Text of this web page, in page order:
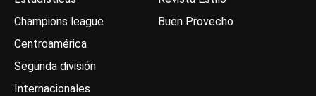
Champions league
Centroamérica
Segunda división
Internacionales
Buen Provecho